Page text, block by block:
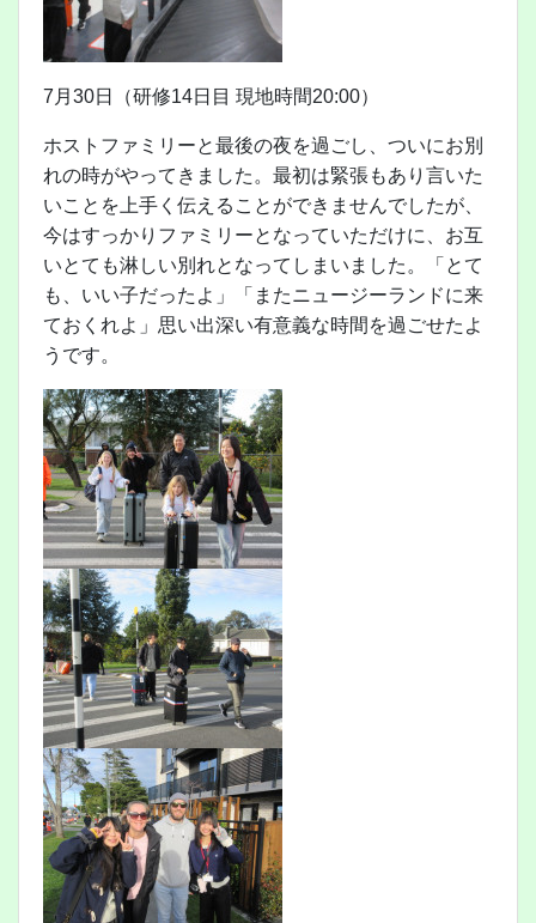
7月30日（研修14日目 現地時間20:00）
ホストファミリーと最後の夜を過ごし、ついにお別
れの時がやってきました。最初は緊張もあり言いた
いことを上手く伝えることができませんでしたが、
今はすっかりファミリーとなっていただけに、お互
いとても淋しい別れとなってしまいました。「とて
も、いい子だったよ」「またニュージーランドに来
ておくれよ」思い出深い有意義な時間を過ごせたよ
うです。